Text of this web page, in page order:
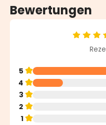
Bewertungen
Durchschnittliche
5
4
3
2
1